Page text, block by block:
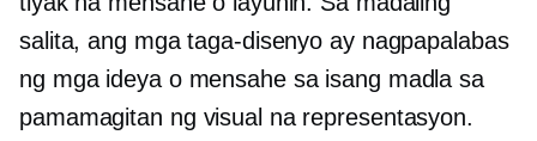
salita, ang mga taga-disenyo ay nagpapalabas
ng mga ideya o mensahe sa isang madla sa
pamamagitan ng visual na representasyon.